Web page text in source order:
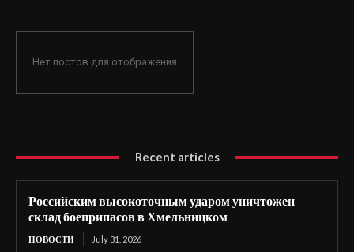
Нет постов для отображения
Recent articles
Российским высокоточным ударом уничтожен
склад боеприпасов в Хмельницком
НОВОСТИ July 31, 2026